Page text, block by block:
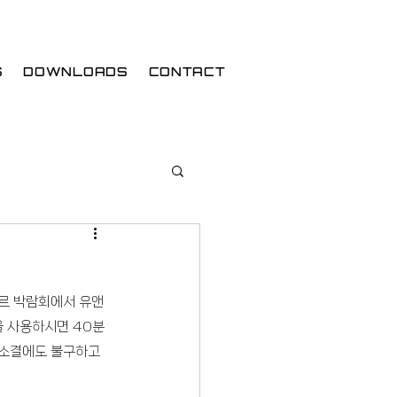
DOWNLOADS CONTACT
박람회에서 유앤
사용하시면 40분
결에도 불구하고